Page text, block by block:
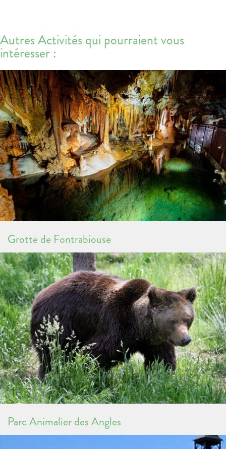
Autres Activités qui pourraient vous
intéresser :
Grotte de Fontrabiouse
Parc Animalier des Angles